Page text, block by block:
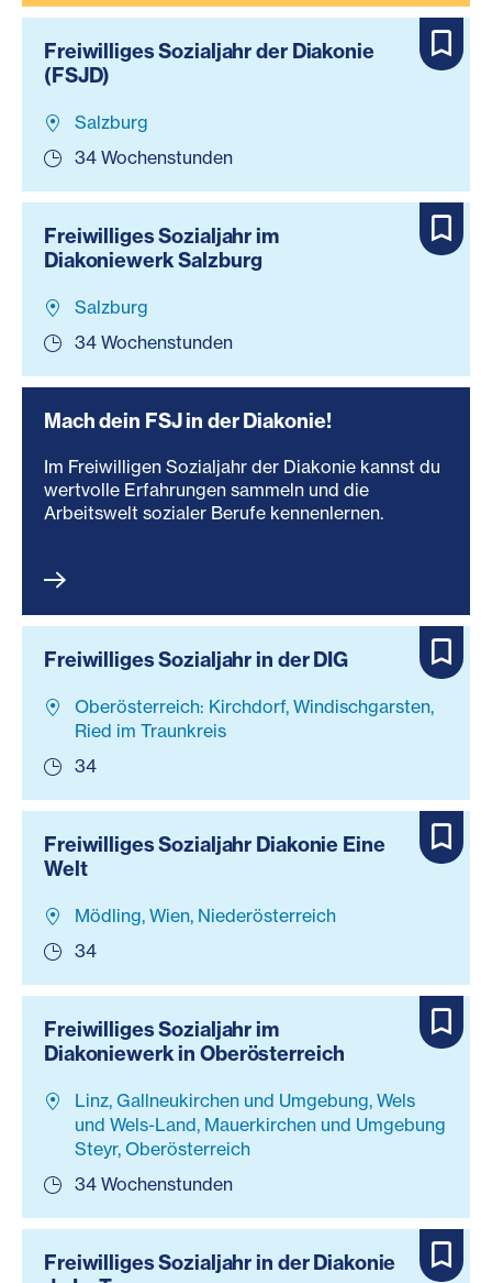
Freiwilliges Sozialjahr der Diakonie
(FSJD)
Salzburg
34 Wochenstunden
Freiwilliges Sozialjahr im
Diakoniewerk Salzburg
Salzburg
34 Wochenstunden
Mach dein FSJ in der Diakonie!
Im Freiwilligen Sozialjahr der Diakonie kannst du
wertvolle Erfahrungen sammeln und die
Arbeitswelt sozialer Berufe kennenlernen.
Freiwilliges Sozialjahr in der DIG
Oberösterreich: Kirchdorf, Windischgarsten,
Ried im Traunkreis
34
Freiwilliges Sozialjahr Diakonie Eine
Welt
Mödling, Wien, Niederösterreich
34
Freiwilliges Sozialjahr im
Diakoniewerk in Oberösterreich
Linz, Gallneukirchen und Umgebung, Wels
und Wels-Land, Mauerkirchen und Umgebung
Steyr, Oberösterreich
34 Wochenstunden
Freiwilliges Sozialjahr in der Diakonie